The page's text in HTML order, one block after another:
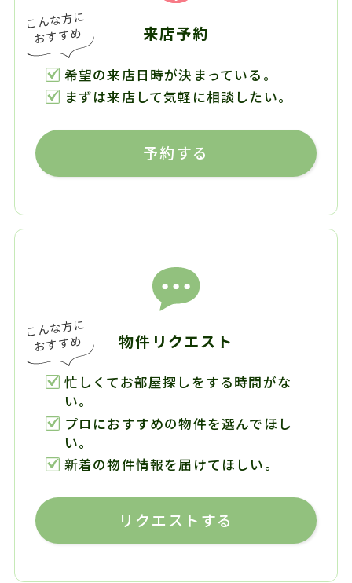
来店予約
希望の来店日時が決まっている。
まずは来店して気軽に相談したい。
予約する
物件リクエスト
忙しくてお部屋探しをする時間がな
い。
プロにおすすめの物件を選んでほし
い。
新着の物件情報を届けてほしい。
リクエストする